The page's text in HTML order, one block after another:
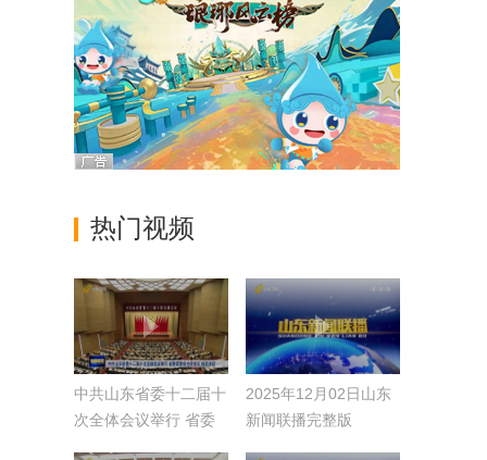
热门视频
中共山东省委十二届十
次全体会议举行 省委
2025年12月02日山东
新闻联播完整版